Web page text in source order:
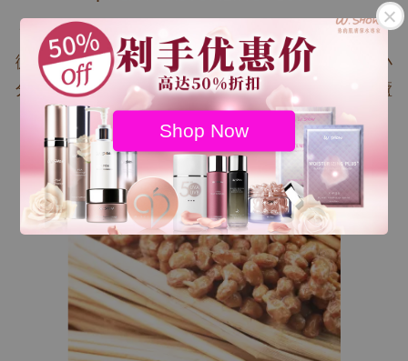
Shop Now
改善肌膚缺水 維持肌膚透亮 有效直擊肌膚最底層，
微導纖維素保養成分深入肌膚底層，納豆萃取大中小
分子層層保濕，水潤吸收力＆保濕續航力大升級，蘆
薈萃取更加滋養有感。